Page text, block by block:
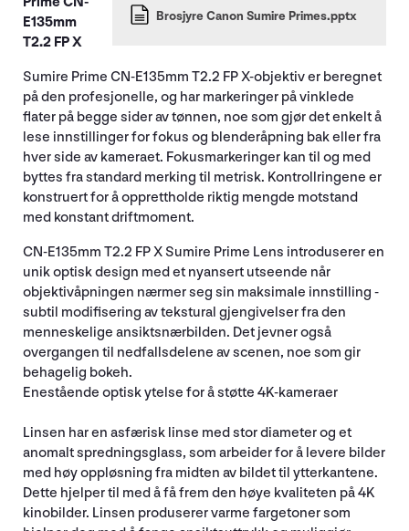
Brosjyre Canon Sumire Primes.pptx
E135mm
T2.2 FP X
Sumire Prime CN-E135mm T2.2 FP X-objektiv er beregnet
på den profesjonelle, og har markeringer på vinklede
flater på begge sider av tønnen, noe som gjør det enkelt å
lese innstillinger for fokus og blenderåpning bak eller fra
hver side av kameraet. Fokusmarkeringer kan til og med
byttes fra standard merking til metrisk. Kontrollringene er
konstruert for å opprettholde riktig mengde motstand
med konstant driftmoment.
CN-E135mm T2.2 FP X Sumire Prime Lens introduserer en
unik optisk design med et nyansert utseende når
objektivåpningen nærmer seg sin maksimale innstilling -
subtil modifisering av tekstural gjengivelser fra den
menneskelige ansiktsnærbilden. Det jevner også
overgangen til nedfallsdelene av scenen, noe som gir
behagelig bokeh.
Enestående optisk ytelse for å støtte 4K-kameraer
Linsen har en asfærisk linse med stor diameter og et
anomalt spredningsglass, som arbeider for å levere bilder
med høy oppløsning fra midten av bildet til ytterkantene.
Dette hjelper til med å få frem den høye kvaliteten på 4K
kinobilder. Linsen produserer varme fargetoner som